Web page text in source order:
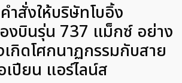
ำสั่งให้บริษัทโบอิ้ง
งบินรุ่น 737 แม็กซ์ อย่าง
เกิดโศกนาฏกรรมกับสาย
เปียน แอร์ไลน์ส